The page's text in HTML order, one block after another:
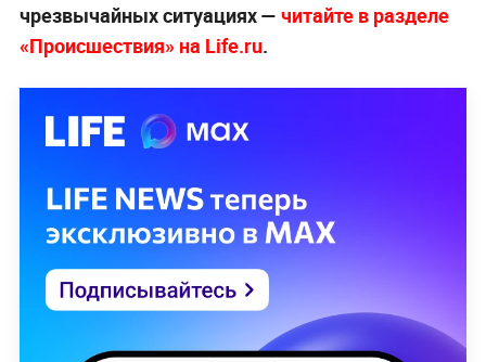
чрезвычайных ситуациях — читайте в разделе
«Происшествия» на Life.ru.